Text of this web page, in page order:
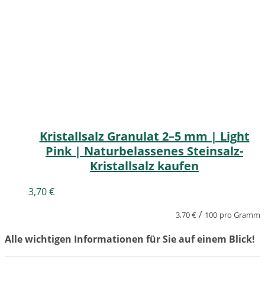
Kristallsalz Granulat 2–5 mm | Light
Pink | Naturbelassenes Steinsalz-
Kristallsalz kaufen
3,70€
3,70€ / 100 pro Gramm
Alle wichtigen Informationen für Sie auf einem Blick!